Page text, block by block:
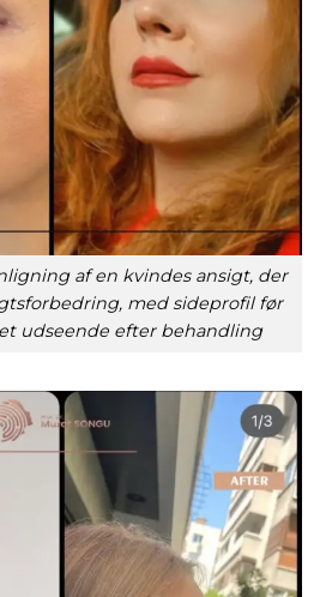
af en kvindes ansigt, der
med sideprofil før
udseende efter behandling